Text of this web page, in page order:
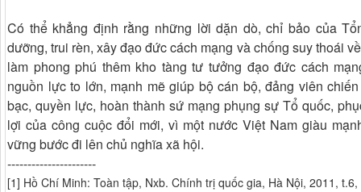
Có thể khẳng định rằng những lời dặn dò, chỉ bảo của
dưỡng, trui rèn, xây đạo đức cách mạng và chống suy thoái
làm phong phú thêm kho tàng tư tưởng đạo đức cách
nguồn lực to lớn, mạnh mẽ giúp bộ cán bộ, đảng viên
bạc, quyền lực, hoàn thành sứ mạng phụng sự Tổ quốc,
lợi của công cuộc đổi mới, vì một nước Việt Nam giàu
vững bước đi lên chủ nghĩa xã hội.
----------------------
[1] Hồ Chí Minh: Toàn tập, Nxb. Chính trị quốc gia, Hà Nội, 2011, t.6,